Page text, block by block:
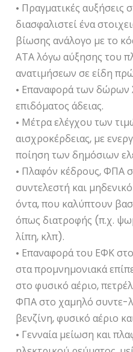
• Πραγματικές αυξήσεις
διασφαλιστεί ένα
βίωσης ανάλογο με το
ΑΤΑ λόγω αύξησης του
ανατιμήσεων σε είδη
• Επαναφορά των δώρων
επιδόματος άδειας.
• Μέτρα ελέγχου των
αισχροκέρδειας, με
ποίηση των δημόσιων
• Πλαφόν κέδρους, ΦΠΑ
συντελεστή και
όντα, που καλύπτουν
όπως διατροφής (π.χ.
λίπη, κλπ).
• Επαναφορά του ΕΦΚ
στα προμνημονιακά
στο φυσικό αέριο,
ΦΠΑ στο χαμηλό συντε-
βενζίνη, φυσικό αέριο
• Γενναία μείωση και